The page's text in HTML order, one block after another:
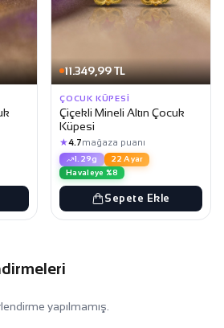
11.349,99 TL
ÇOCUK KÜPESI
Çiçekli Mineli Altın Çocuk
Küpesi
★4.7mağaza puanı
1.29g
22 Ayar
Havaleye %8
Sepete Ekle
yapılmamış.